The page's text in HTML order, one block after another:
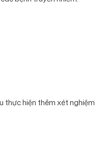
thực hiện thêm xét nghiệm